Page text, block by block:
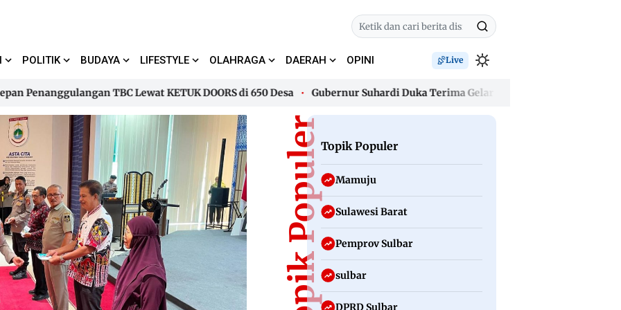
POLITIK BUDAYA LIFESTYLE OLAHRAGA DAERAH OPINI Live
TBC Lewat KETUK DOORS di 650 Desa Gubernur Suhardi Duka Terima Gelar Kehormatan “Sulo Tappidena
TBC Lewat KETUK DOORS di 650 Desa Gubernur Suhardi Duka Terima Gelar Kehormatan “Sulo Tappidena
Topik PopulerTopik Populer
Mamuju
Sulawesi Barat
Pemprov Sulbar
sulbar
DPRD Sulbar